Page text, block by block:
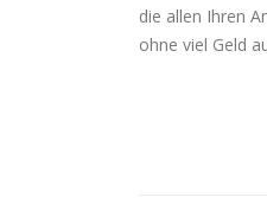
die allen Ihren
ohne viel Geld